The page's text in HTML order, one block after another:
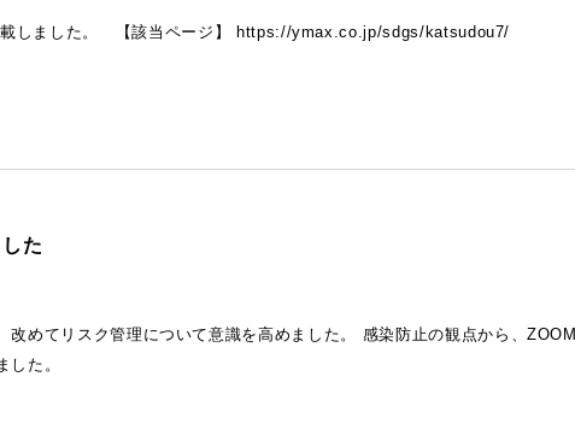
載しました。 【該当ページ】 https://ymax.co.jp/sdgs/katsudou7/
た
改めてリスク管理について意識を高めました。 感染防止の観点から、ZOOM
た。